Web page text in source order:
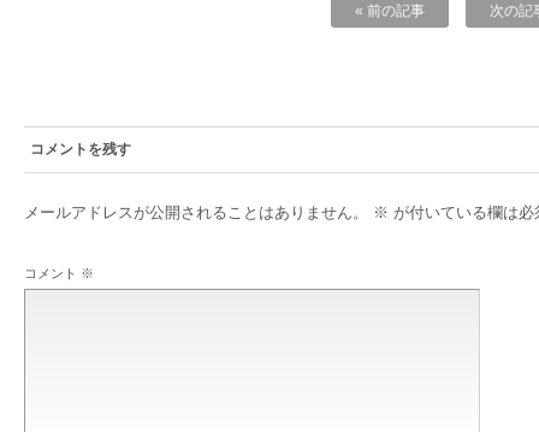
« 前の記事 次の記
コメントを残す
メールアドレスが公開されることはありません。 ※ が付いている欄は必
コメント ※